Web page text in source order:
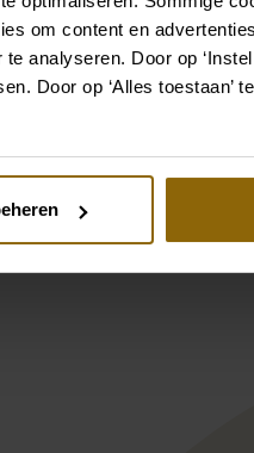
om content en
analyseren. Door op
Door op ‘Alles toestaan’
Oreasposa L1102